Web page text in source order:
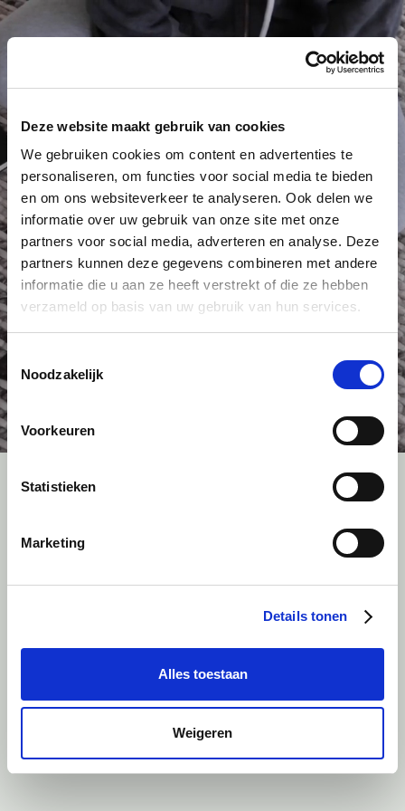
Deze website maakt gebruik van cookies
We gebruiken cookies om content en advertenties te
personaliseren, om functies voor social media te bieden
en om ons websiteverkeer te analyseren. Ook delen we
informatie over uw gebruik van onze site met onze
partners voor social media, adverteren en analyse. Deze
partners kunnen deze gegevens combineren met andere
informatie die u aan ze heeft verstrekt of die ze hebben
verzameld op basis van uw gebruik van hun services.
Toestemmingsselectie
Noodzakelijk
Voorkeuren
Statistieken
Marketing
Details tonen
Alles toestaan
Weigeren